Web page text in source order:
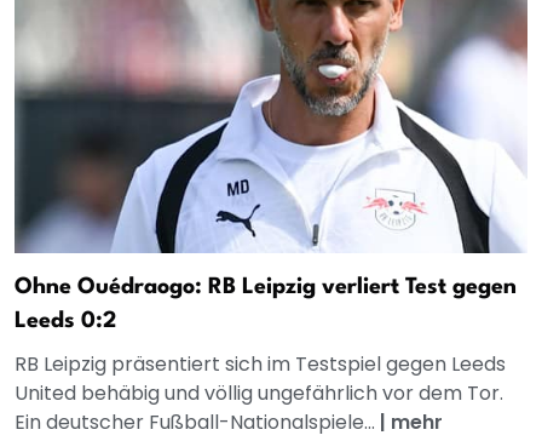
Ohne Ouédraogo: RB Leipzig verliert Test gegen
Leeds 0:2
RB Leipzig präsentiert sich im Testspiel gegen Leeds
United behäbig und völlig ungefährlich vor dem Tor.
Ein deutscher Fußball-Nationalspiele... | mehr